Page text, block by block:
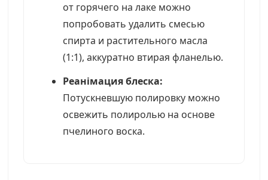
от горячего на лаке можно
попробовать удалить смесью
спирта и растительного масла
(1:1), аккуратно втирая фланелью.
Реанімация блеска:
Потускневшую полировку можно
освежить полиролью на основе
пчелиного воска.